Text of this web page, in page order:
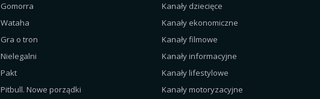
Gomorra
Wataha
Gra o tron
Nielegalni
Pakt
Pitbull. Nowe porządki
Kanały dziecięce
Kanały ekonomiczne
Kanały filmowe
Kanały informacyjne
Kanały lifestylowe
Kanały motoryzacyjne